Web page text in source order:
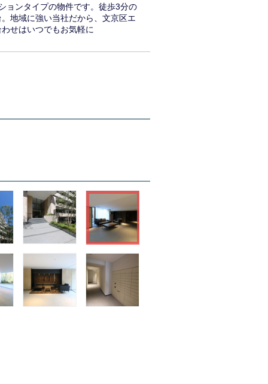
ョンタイプの物件です。徒歩3分の
地域に強い当社だから、文京区エ
せはいつでもお気軽に